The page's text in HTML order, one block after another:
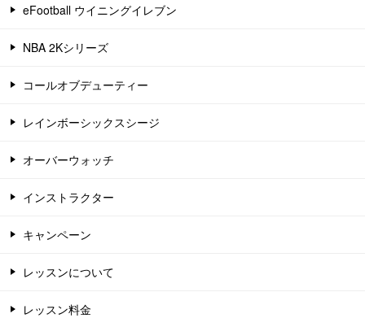
eFootball ウイニングイレブン
NBA 2Kシリーズ
コールオブデューティー
レインボーシックスシージ
オーバーウォッチ
インストラクター
キャンペーン
レッスンについて
レッスン料金